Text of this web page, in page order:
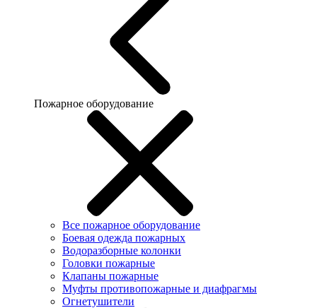
Пожарное оборудование
Все пожарное оборудование
Боевая одежда пожарных
Водоразборные колонки
Головки пожарные
Клапаны пожарные
Муфты противопожарные и диафрагмы
Огнетушители